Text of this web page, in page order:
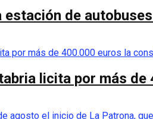
estación de
licita por más